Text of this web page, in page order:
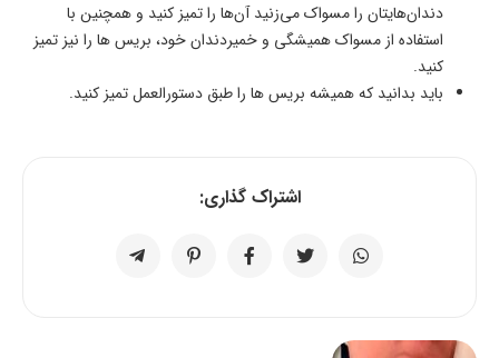
دندان‌هایتان را مسواک می‌زنید آن‌ها را تمیز کنید و همچنین با
استفاده از مسواک همیشگی و خمیردندان خود، بریس ها را نیز تمیز
کنید.
باید بدانید که همیشه بریس ها را طبق دستورالعمل تمیز کنید.
اشتراک گذاری: